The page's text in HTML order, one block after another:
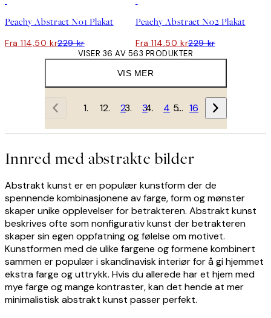
Peachy Abstract No1 Plakat
Fra 114,50 kr229 kr
Peachy Abstract No2 Plakat
Fra 114,50 kr229 kr
VIS MER
VISER 36 AV 563 PRODUKTER
1 2 3 4 … 16
Innred med abstrakte bilder
Abstrakt kunst er en populær kunstform der de
spennende kombinasjonene av farge, form og mønster
skaper unike opplevelser for betrakteren. Abstrakt kunst
beskrives ofte som nonfigurativ kunst der betrakteren
skaper sin egen oppfatning og følelse om motivet.
Kunstformen med de ulike fargene og formene kombinert
sammen er populær i skandinavisk interiør for å gi hjemmet
ekstra farge og uttrykk. Hvis du allerede har et hjem med
mye farge og mange kontraster, kan det hende at mer
minimalistisk abstrakt kunst passer perfekt.